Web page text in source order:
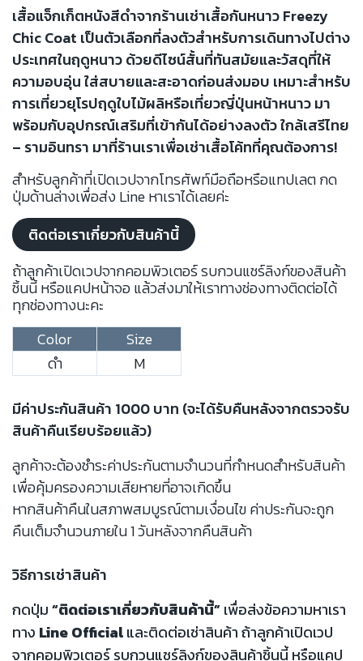
เสื้อแจ็กเก็ตหนังสีดำจากร้านเช่าเสื้อกันหนาว Freezy
Chic Coat เป็นตัวเลือกที่ลงตัวสำหรับการเดินทางไปต่าง
ประเทศในฤดูหนาว ด้วยดีไซน์สั้นที่ทันสมัยและวัสดุที่ให้
ความอบอุ่น ใส่สบายและสะอาดก่อนส่งมอบ เหมาะสำหรับ
การเที่ยวยุโรปฤดูใบไม้ผลิหรือเที่ยวญี่ปุ่นหน้าหนาว มา
พร้อมกับอุปกรณ์เสริมที่เข้ากันได้อย่างลงตัว ใกล้เสรีไทย
– รามอินทรา มาที่ร้านเราเพื่อเช่าเสื้อโค้ทที่คุณต้องการ!
สำหรับลูกค้าที่เปิดเวปจากโทรศัพท์มือถือหรือแทปเลต กด
ปุ่มด้านล่างเพื่อส่ง Line หาเราได้เลยค่ะ
ติดต่อเราเกี่ยวกับสินค้านี้
ถ้าลูกค้าเปิดเวปจากคอมพิวเตอร์ รบกวนแชร์ลิงก์ของสินค้า
ชิ้นนี้ หรือแคปหน้าจอ แล้วส่งมาให้เราทางช่องทางติดต่อได้
ทุกช่องทางนะคะ
Color
Size
ดำ
M
มีค่าประกันสินค้า 1000 บาท (จะได้รับคืนหลังจากตรวจรับ
สินค้าคืนเรียบร้อยแล้ว)
ลูกค้าจะต้องชำระค่าประกันตามจำนวนที่กำหนดสำหรับสินค้า
เพื่อคุ้มครองความเสียหายที่อาจเกิดขึ้น
หากสินค้าคืนในสภาพสมบูรณ์ตามเงื่อนไข ค่าประกันจะถูก
คืนเต็มจำนวนภายใน 1 วันหลังจากคืนสินค้า
วิธีการเช่าสินค้า
กดปุ่ม“ติดต่อเราเกี่ยวกับสินค้านี้”เพื่อส่งข้อความหาเรา
ทาง Line Officialและติดต่อเช่าสินค้า ถ้าลูกค้าเปิดเวป
จากคอมพิวเตอร์ รบกวนแชร์ลิงก์ของสินค้าชิ้นนี้ หรือแคป